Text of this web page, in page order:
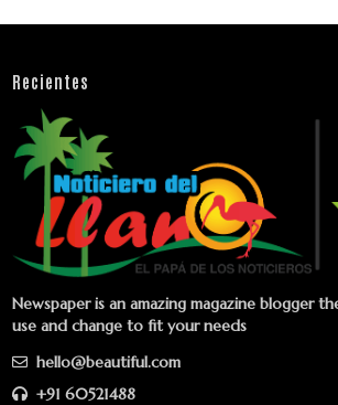
Recientes
Newspaper is an amazing magazine blogger
use and change to fit your needs
hello@beautiful.com
+91 60521488